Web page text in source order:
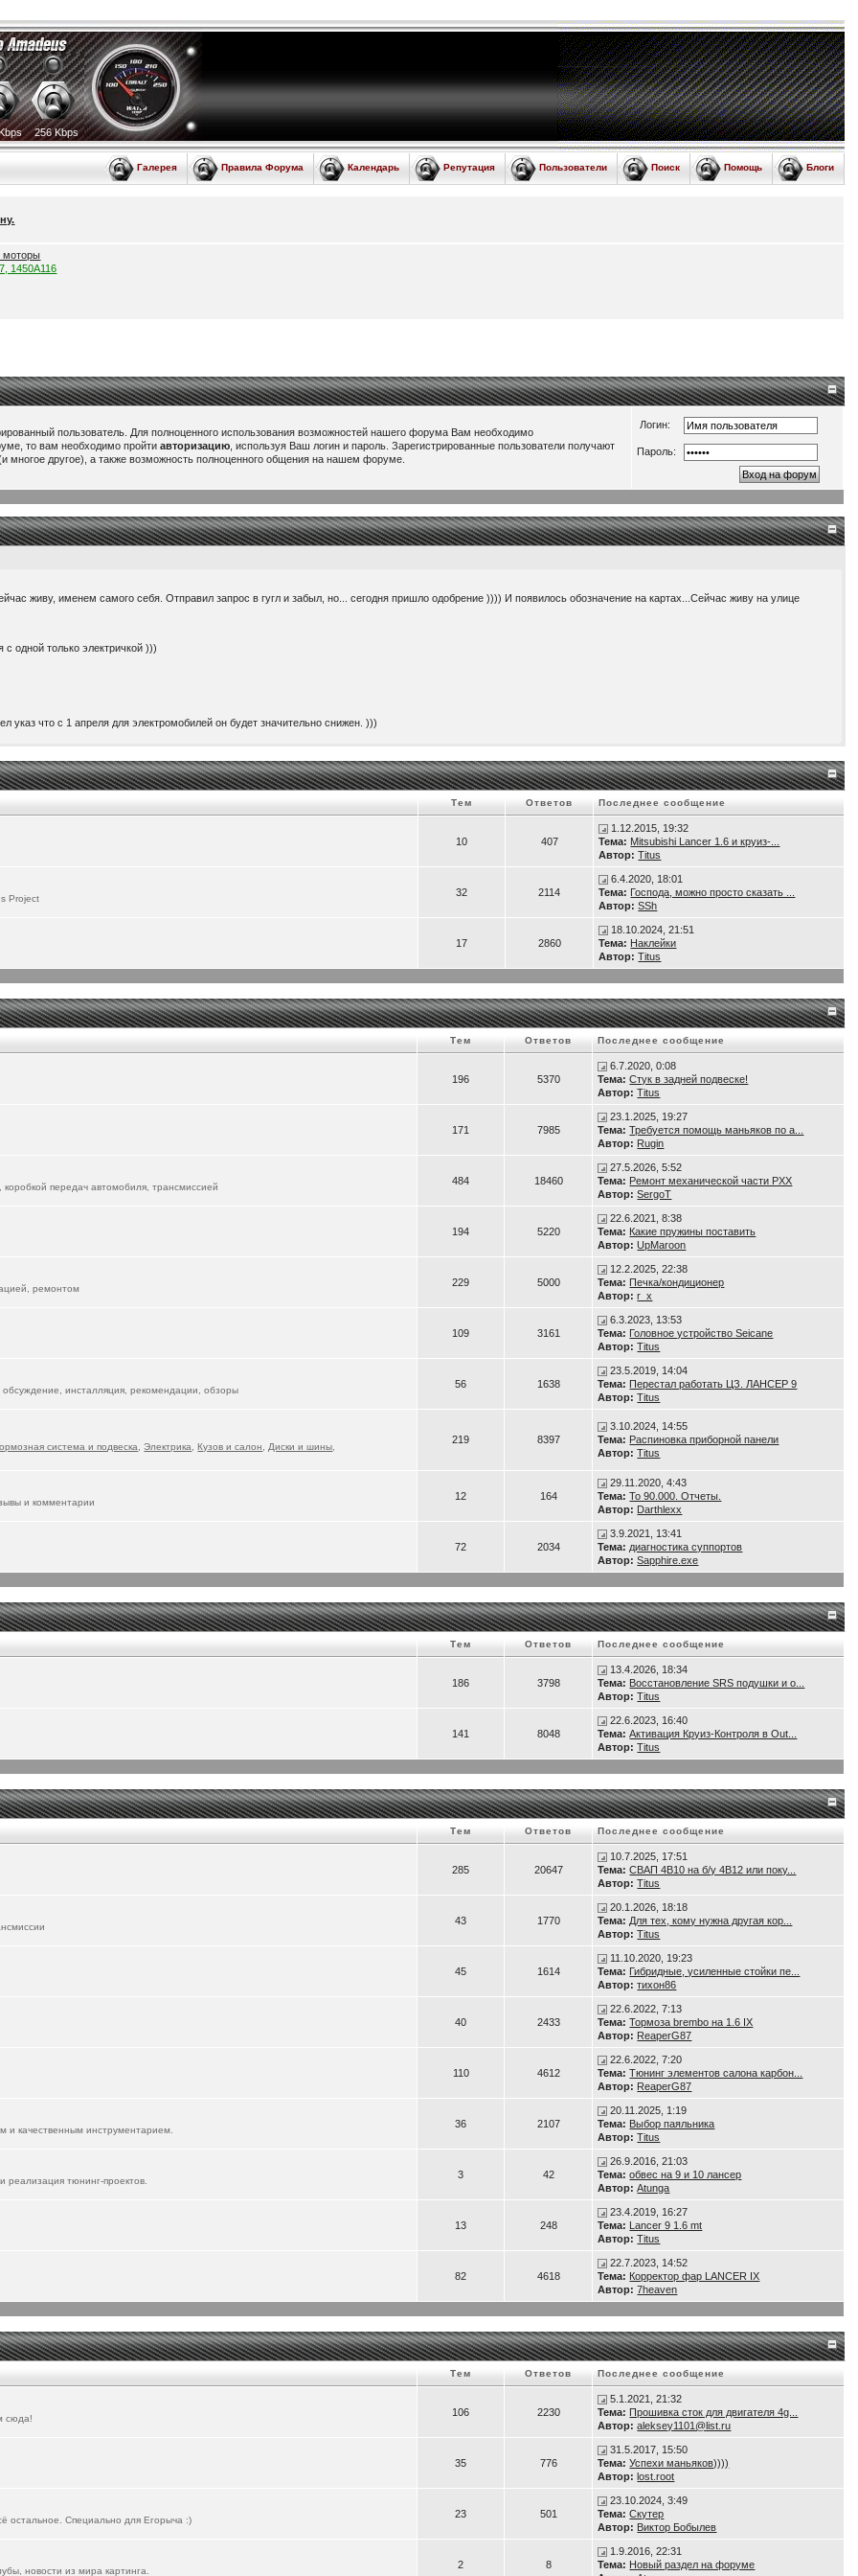
256 Kbps
Блоги
Помощь
Поиск
Пользователи
Репутация
Календарь
Правила Форума
Галерея
моторы
1450A116
пользователь. Для полноценного использования возможностей нашего форума Вам необходимо
то вам необходимо пройтиавторизацию , используя Ваш логин и пароль. Зарегистрированные пользователи получают
многое другое), а также возможность полноценного общения на нашем форуме.
Логин:
Пароль:
живу, именем самого себя. Отправил запрос в гугл и забыл, но... сегодня пришло одобрение )))) И появилось обозначение на картах...Сейчас живу на улице
одной только электричкой )))
указ что с 1 апреля для электромобилей он будет значительно снижен. )))
china/...rtPurpose=USAGE
интересно думаю
изучать и управление со смартфона...
скоро разберусь со всемии возможностями... Там столько всего понапихано...
06-ev/
его в городе. А я пока катаюсь на ФЫЧ, но жду прибытия новой электрички...
другие автомобили в форум "вживлять"
Тем Ответов Последнее сообщение
10 407
1.12.2015, 19:32
Тема: Mitsubishi Lancer 1.6 и круиз-...
Автор: Titus
Project
32 2114
6.4.2020, 18:01
Тема: Господа, можно просто сказать ...
Автор: SSh
17 2860
18.10.2024, 21:51
Тема: Наклейки
Автор: Titus
Тем Ответов Последнее сообщение
196 5370
6.7.2020, 0:08
Тема: Стук в задней подвеске!
Автор: Titus
171 7985
23.1.2025, 19:27
Тема: Требуется помощь маньяков по а...
Автор: Rugin
передач автомобиля, трансмиссией
484 18460
27.5.2026, 5:52
Тема: Ремонт механической части РХХ
Автор: SergoT
194 5220
22.6.2021, 8:38
Тема: Какие пружины поставить
Автор: UpMaroon
ремонтом
229 5000
12.2.2025, 22:38
Тема: Печка/кондиционер
Автор: r_x
109 3161
6.3.2023, 13:53
Тема: Головное устройство Seicane
Автор: Titus
инсталляция, рекомендации, обзоры
56 1638
23.5.2019, 14:04
Тема: Перестал работать ЦЗ. ЛАНСЕР 9
Автор: Titus
система и подвеска ,Электрика ,Кузов и салон Диски и шины
219 8397
3.10.2024, 14:55
Тема: Распиновка приборной панели
Автор: Titus
и комментарии
12 164
29.11.2020, 4:43
Тема: То 90.000. Отчеты.
Автор: Darthlexx
72 2034
3.9.2021, 13:41
Тема: диагностика суппортов
Автор: Sapphire.exe
Тем Ответов Последнее сообщение
186 3798
13.4.2026, 18:34
Тема: Восстановление SRS подушки и о...
Автор: Titus
141 8048
22.6.2023, 16:40
Тема: Активация Круиз-Контроля в Out...
Автор: Titus
Тем Ответов Последнее сообщение
285 20647
10.7.2025, 17:51
Тема: СВАП 4B10 на б/у 4B12 или поку...
Автор: Titus
43 1770
20.1.2026, 18:18
Тема: Для тех, кому нужна другая кор...
Автор: Titus
45 1614
11.10.2020, 19:23
Тема: Гибридные, усиленные стойки пе...
Автор: тихон86
40 2433
22.6.2022, 7:13
Тема: Тормоза brembo на 1.6 IX
Автор: ReaperG87
110 4612
22.6.2022, 7:20
Тема: Тюнинг элементов салона карбон...
Автор: ReaperG87
и качественным инструментарием.
36 2107
20.11.2025, 1:19
Тема: Выбор паяльника
Автор: Titus
реализация тюнинг-проектов.
3 42
26.9.2016, 21:03
Тема: обвес на 9 и 10 лансер
Автор: Atunga
13 248
23.4.2019, 16:27
Тема: Lancer 9 1.6 mt
Автор: Titus
82 4618
22.7.2023, 14:52
Тема: Корректор фар LANCER IX
Автор: 7heaven
Тем Ответов Последнее сообщение
сюда!
106 2230
5.1.2021, 21:32
Тема: Прошивка сток для двигателя 4g...
Автор: aleksey1101@list.ru
35 776
31.5.2017, 15:50
Тема: Успехи маньяков))))
Автор: lost.root
остальное. Специально для Егорыча :)
23 501
23.10.2024, 3:49
Тема: Скутер
Автор: Виктор Бобылев
новости из мира картинга.
2 8
1.9.2016, 22:31
Тема: Новый раздел на форуме